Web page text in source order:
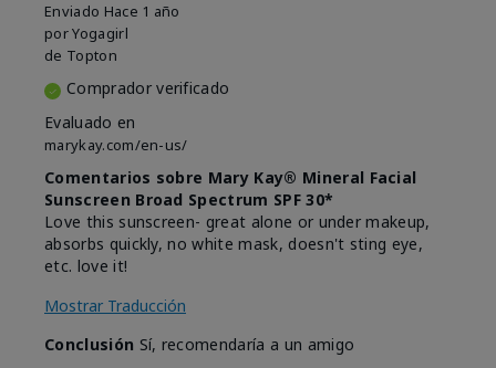
Enviado Hace 1 año
porYogagirl
de Topton
Comprador verificado
Evaluado en
marykay.com/en-us/
Comentarios sobre Mary Kay® Mineral Facial
Sunscreen Broad Spectrum SPF 30*
Love this sunscreen- great alone or under makeup,
absorbs quickly, no white mask, doesn't sting eye,
etc. love it!
Mostrar Traducción
Conclusión Sí, recomendaría a un amigo